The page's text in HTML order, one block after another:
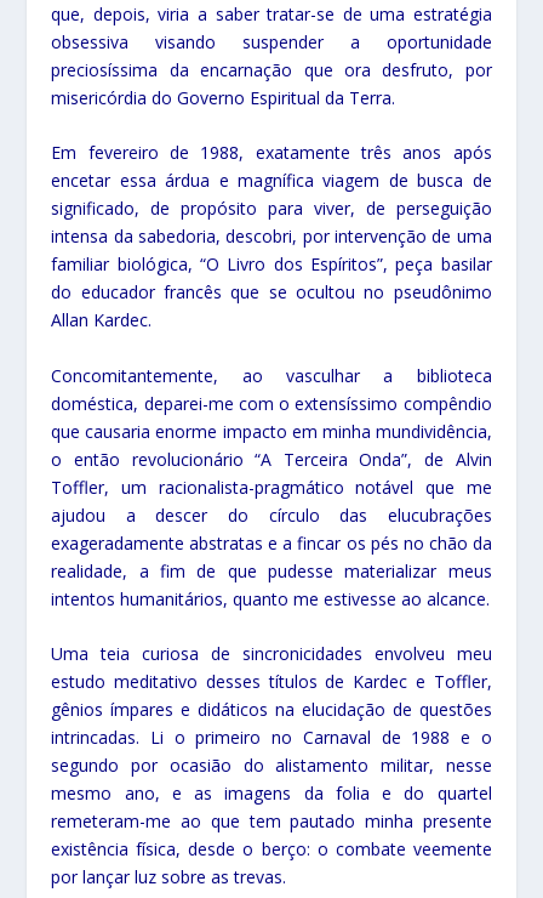
que, depois, viria a saber tratar-se de uma estratégia
obsessiva visando suspender a oportunidade
preciosíssima da encarnação que ora desfruto, por
misericórdia do Governo Espiritual da Terra.
Em fevereiro de 1988, exatamente três anos após
encetar essa árdua e magnífica viagem de busca de
significado, de propósito para viver, de perseguição
intensa da sabedoria, descobri, por intervenção de uma
familiar biológica, “O Livro dos Espíritos”, peça basilar
do educador francês que se ocultou no pseudônimo
Allan Kardec.
Concomitantemente, ao vasculhar a biblioteca
doméstica, deparei-me com o extensíssimo compêndio
que causaria enorme impacto em minha mundividência,
o então revolucionário “A Terceira Onda”, de Alvin
Toffler, um racionalista-pragmático notável que me
ajudou a descer do círculo das elucubrações
exageradamente abstratas e a fincar os pés no chão da
realidade, a fim de que pudesse materializar meus
intentos humanitários, quanto me estivesse ao alcance.
Uma teia curiosa de sincronicidades envolveu meu
estudo meditativo desses títulos de Kardec e Toffler,
gênios ímpares e didáticos na elucidação de questões
intrincadas. Li o primeiro no Carnaval de 1988 e o
segundo por ocasião do alistamento militar, nesse
mesmo ano, e as imagens da folia e do quartel
remeteram-me ao que tem pautado minha presente
existência física, desde o berço: o combate veemente
por lançar luz sobre as trevas.